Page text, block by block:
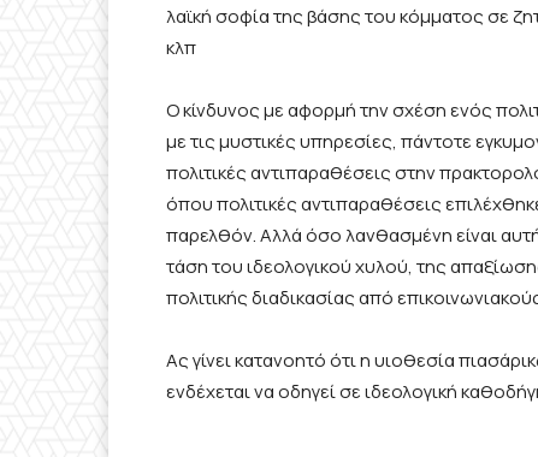
λαϊκή σοφία της βάσης του κόμματος σε
κλπ
Ο κίνδυνος με αφορμή την σχέση ενός
με τις μυστικές υπηρεσίες, πάντοτε
πολιτικές αντιπαραθέσεις στην
όπου πολιτικές αντιπαραθέσεις
παρελθόν. Αλλά όσο λανθασμένη είναι
τάση του ιδεολογικού χυλού, της
πολιτικής διαδικασίας από
Ας γίνει κατανοητό ότι η υιοθεσία
ενδέχεται να οδηγεί σε ιδεολογική